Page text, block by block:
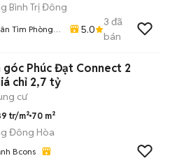
Bình Trị Đông
Tìm Phòng
5.0
3 đã
bán
góc Phúc Đạt Connect 2
chỉ 2,7 tỷ
cư
tr/m² 70 m²
Đông Hòa
Bcons